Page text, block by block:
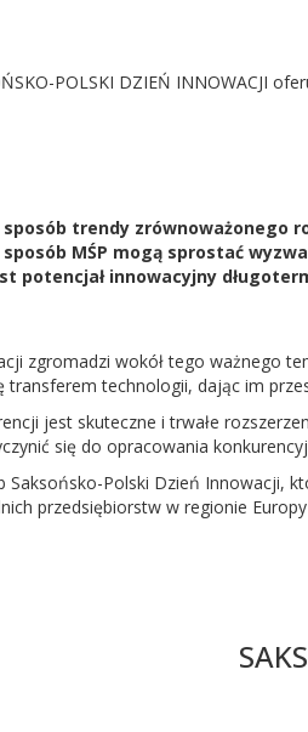
POLSKI DZIEŃ INNOWACJI
trendy zrównoważonego
MŚP mogą sprostać
potencjał innowacyjny
zgromadzi wokół tego ważnego
transferem technologii, dając im
jest skuteczne i trwałe
się do opracowania
Saksońsko-Polski Dzień Innowacji,
przedsiębiorstw w regionie